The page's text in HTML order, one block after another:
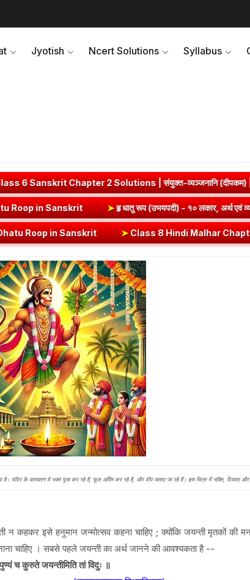
Jyotish Ncert Solutions Syllabus
2 Solutions | संयुक्त-व्यञ्जनानि (दीपकम) |
| Vrut (Vrt) Dhatu Roop in Sanskrit ➤हृ धातु रूप
➤Class 8 Hindi Malhar Chapter 4 Haridwar | हरिद्वार
है। मंदिर के वातावरण में भक्त पूजा कर रहे हैं, फूल अर्पित कर रहे हैं, और दीप जलाए जा रहे हैं। इस चित्र में भक्ति, दिव्यता
कहकर इसे हनुमान जन्मोत्सव कहना चाहिए ; क्योंकि जयन्ती मृतकों की
चाहिए ।सबसे पहले जयन्ती का अर्थ जानने की आवश्यकता है --
च कुरुते जयन्तीमिति तां विदुः ॥